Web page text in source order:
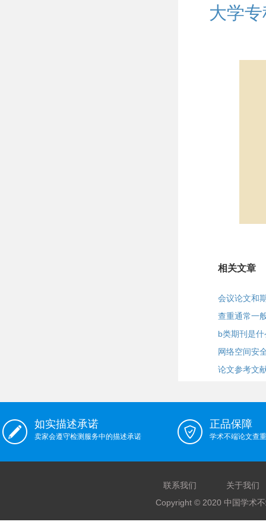
大学
相关文章
会议论文和
查重通常一
b类期刊是
网络空间安
论文参考文
如实描述承诺
卖家会遵守检测服务中的描述承诺
正品保障
学术不端论文查
联系我们
关于我们
Copyright © 2020 中国学术